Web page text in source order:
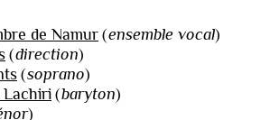
de Namur(ensemble vocal)
(direction)
(soprano)
Lachiri (baryton)
)